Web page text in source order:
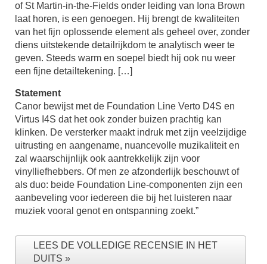
of St Martin-in-the-Fields onder leiding van Iona Brown
laat horen, is een genoegen. Hij brengt de kwaliteiten
van het fijn oplossende element als geheel over, zonder
diens uitstekende detailrijkdom te analytisch weer te
geven. Steeds warm en soepel biedt hij ook nu weer
een fijne detailtekening. […]
Statement
Canor bewijst met de Foundation Line Verto D4S en
Virtus I4S dat het ook zonder buizen prachtig kan
klinken. De versterker maakt indruk met zijn veelzijdige
uitrusting en aangename, nuancevolle muzikaliteit en
zal waarschijnlijk ook aantrekkelijk zijn voor
vinylliefhebbers. Of men ze afzonderlijk beschouwt of
als duo: beide Foundation Line-componenten zijn een
aanbeveling voor iedereen die bij het luisteren naar
muziek vooral genot en ontspanning zoekt.”
LEES DE VOLLEDIGE RECENSIE IN HET
DUITS